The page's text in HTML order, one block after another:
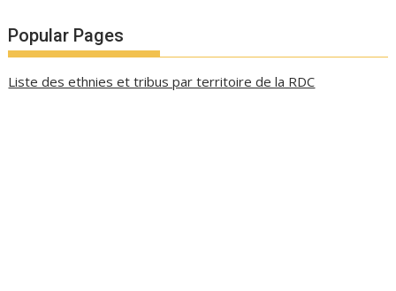
Popular Pages
Liste des ethnies et tribus par territoire de la RDC